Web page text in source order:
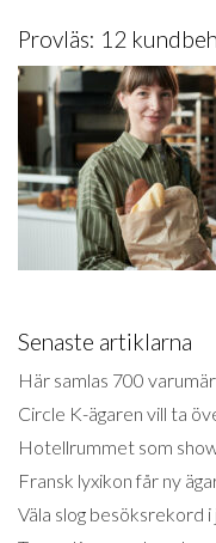
Provläs: 12
Senaste artiklarna
Här samlas 700
Circle K-ägaren vill ta
Hotellrummet som
Fransk lyxikon får ny
Väla slog besöksrekord i